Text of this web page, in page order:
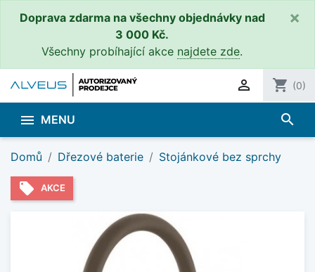
Doprava zdarma na všechny objednávky nad
3 000 Kč.
Všechny probíhající akce najdete zde.
×
 shopping_cart (0)
 MENU search
Domů Dřezové baterie Stojánkové bez sprchy
local_offer AKCE